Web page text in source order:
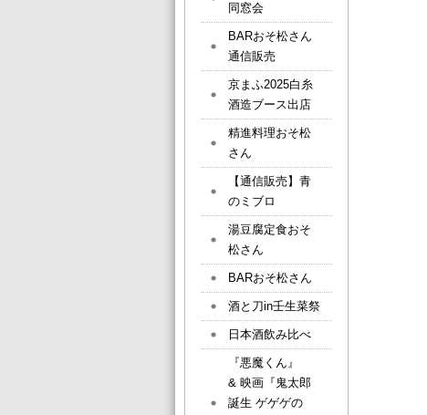
同窓会
BARおそ松さん
通信販売
京まふ2025白糸
酒造ブース出店
精進料理おそ松
さん
【通信販売】青
のミブロ
湯豆腐定食おそ
松さん
BARおそ松さん
酒と刀in壬生菜祭
日本酒飲み比べ
『悪魔くん』
& 映画『鬼太郎
誕生 ゲゲゲの